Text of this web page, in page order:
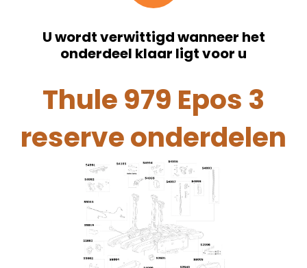
U wordt verwittigd wanneer het
onderdeel klaar ligt voor u
Thule 979 Epos 3
reserve onderdelen